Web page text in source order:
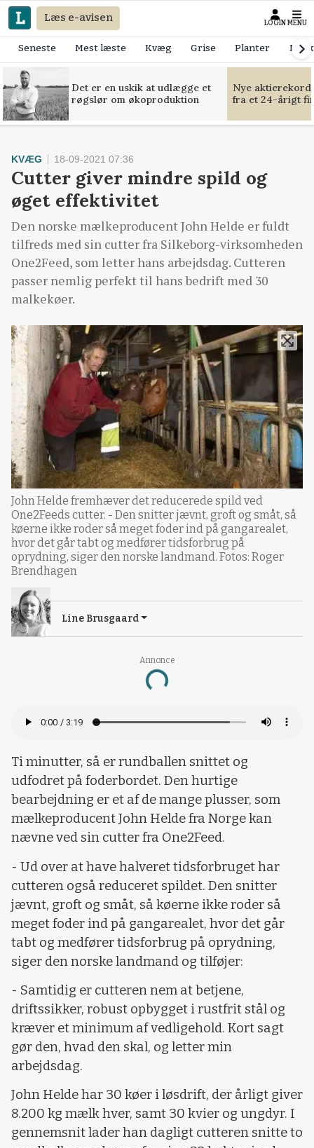
Læs e-avisen LOGIN MENU
Seneste Mest læste Kvæg Grise Planter
Det er en uskik at udlægge et
røgslør om økoproduktion
Nye
fra et 24-årigt
Annonce
Loading...
KVÆG 18-09-2021 07:36
Cutter giver mindre spild og
øget effektivitet
Den norske mælkeproducent John Helde er fuldt
tilfreds med sin cutter fra Silkeborg-virksomheden
One2Feed, som letter hans arbejdsdag. Cutteren
passer nemlig perfekt til hans bedrift med 30
malkekøer.
John Helde fremhæver det reducerede spild ved
One2Feeds cutter. - Den snitter jævnt, groft og småt, så
køerne ikke roder så meget foder ind på gangarealet,
hvor det går tabt og medfører tidsforbrug på
oprydning, siger den norske landmand. Fotos: Roger
Brendhagen
Line Brusgaard
Ti minutter, så er rundballen snittet og
udfodret på foderbordet. Den hurtige
bearbejdning er et af de mange plusser, som
mælkeproducent John Helde fra Norge kan
nævne ved sin cutter fra One2Feed.
- Ud over at have halveret tidsforbruget har
cutteren også reduceret spildet. Den snitter
jævnt, groft og småt, så køerne ikke roder så
meget foder ind på gangarealet, hvor det går
tabt og medfører tidsforbrug på oprydning,
siger den norske landmand og tilføjer:
- Samtidig er cutteren nem at betjene,
driftssikker, robust opbygget i rustfrit stål og
kræver et minimum af vedligehold. Kort sagt
gør den, hvad den skal, og letter min
arbejdsdag.
John Helde har 30 køer i løsdrift, der årligt giver
8.200 kg mælk hver, samt 30 kvier og ungdyr. I
gennemsnit lader han dagligt cutteren snitte to